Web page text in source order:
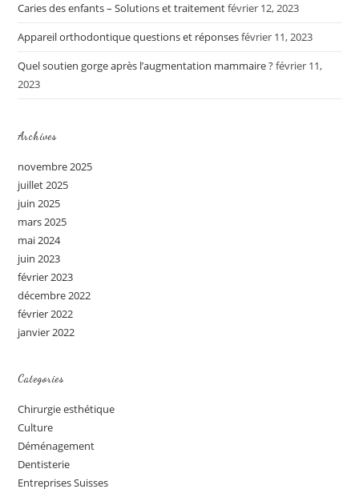
Caries des enfants – Solutions et traitementfévrier 12, 2023
Appareil orthodontique questions et réponsesfévrier 11, 2023
Quel soutien gorge après l’augmentation mammaire ?février 11,
2023
Archives
novembre 2025
juillet 2025
juin 2025
mars 2025
mai 2024
juin 2023
février 2023
décembre 2022
février 2022
janvier 2022
Categories
Chirurgie esthétique
Culture
Déménagement
Dentisterie
Entreprises Suisses